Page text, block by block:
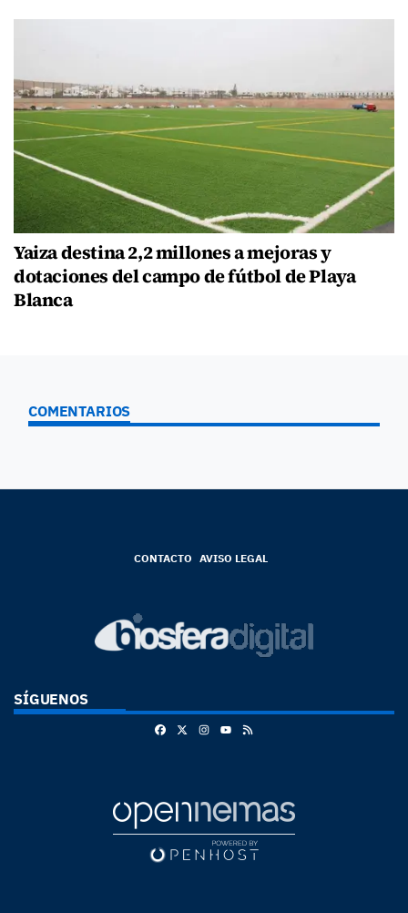
Yaiza destina 2,2 millones a mejoras y
dotaciones del campo de fútbol de Playa
Blanca
COMENTARIOS
CONTACTO AVISO LEGAL
SÍGUENOS
FacebookInstagram